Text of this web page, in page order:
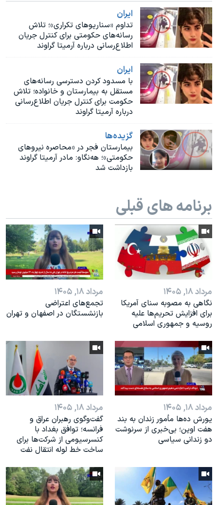
نرگس محمدی برنده جایزه نوبل صلح
همایش محافظه‌کاران آمریکا «سی‌پک»
سفر پرزیدنت ترامپ به چین
ايران
تداوم «سناریوهای تکراری»؛ تلاش
رسانه‌های حکومتی برای کنترل جریان
اطلاع‌رسانی درباره آرمیتا گراوند
ايران
با مسدود کردن دسترسی رسانه‌های
مستقل به بیمارستان و خانواده؛ تلاش
حکومت برای کنترل جریان اطلاع‌رسانی
درباره آرمیتا گراوند
گزيده‌ها
بیمارستان فجر در «محاصره نیروهای
حکومتی»؛ هه‌نگاو: مادر آرمیتا گراوند
بازداشت شد
برنامه های قبلی
مرداد ۱۸, ۱۴۰۵
نگاهی به مصوبه سنای آمریکا
برای افزایش تحریم‌ها علیه
روسیه و جمهوری اسلامی
مرداد ۱۸, ۱۴۰۵
تجمع‌های اعتراضی
بازنشستگان در اصفهان و تهران
مرداد ۱۸, ۱۴۰۵
یورش ده‌ها مأمور زندان به بند
هفت اوین؛ بی‌خبری از سرنوشت
دو زندانی سیاسی
مرداد ۱۸, ۱۴۰۵
گفت‌وگوی رهبران عراق و
فرانسه؛ توافق بغداد با
کنسرسیومی از شرکت‌ها برای
ساخت خط لوله انتقال نفت